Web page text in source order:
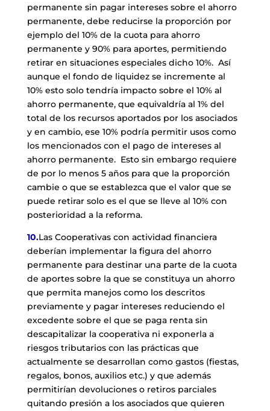
permanente sin pagar intereses sobre el ahorro
permanente, debe reducirse la proporción por
ejemplo del 10% de la cuota para ahorro
permanente y 90% para aportes, permitiendo
retirar en situaciones especiales dicho 10%. Así
aunque el fondo de liquidez se incremente al
10% esto solo tendría impacto sobre el 10% al
ahorro permanente, que equivaldría al 1% del
total de los recursos aportados por los asociados
y en cambio, ese 10% podría permitir usos como
los mencionados con el pago de intereses al
ahorro permanente. Esto sin embargo requiere
de por lo menos 5 años para que la proporción
cambie o que se establezca que el valor que se
puede retirar solo es el que se lleve al 10% con
posterioridad a la reforma.
10.Las Cooperativas con actividad financiera
deberían implementar la figura del ahorro
permanente para destinar una parte de la cuota
de aportes sobre la que se constituya un ahorro
que permita manejos como los descritos
previamente y pagar intereses reduciendo el
excedente sobre el que se paga renta sin
descapitalizar la cooperativa ni exponerla a
riesgos tributarios con las prácticas que
actualmente se desarrollan como gastos (fiestas,
regalos, bonos, auxilios etc.) y que además
permitirían devoluciones o retiros parciales
quitando presión a los asociados que quieren